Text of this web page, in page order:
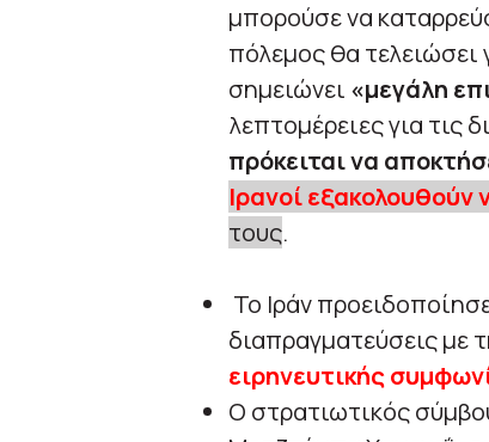
μπορούσε να
πόλεμος θα τελειώσει
σημειώνει «μεγάλη
λεπτομέρειες για τις
πρόκειται να
Ιρανοί
τους.
Το Ιράν
διαπραγματεύσεις με
ειρηνευτικής
Ο στρατιωτικός